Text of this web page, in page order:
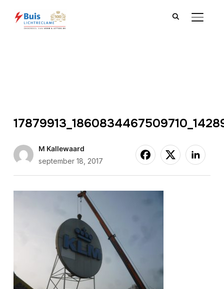
M Kallewaard
september 18, 2017